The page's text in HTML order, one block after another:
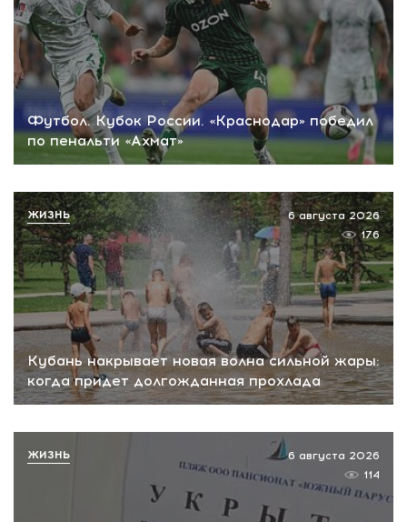
Футбол. Кубок России. «Краснодар» победил
по пенальти «Ахмат»
Кубань накрывает новая волна сильной жары:
когда придет долгожданная прохлада
6 августа 2026
176
ЖИЗНЬ
6 августа 2026
114
ЖИЗНЬ